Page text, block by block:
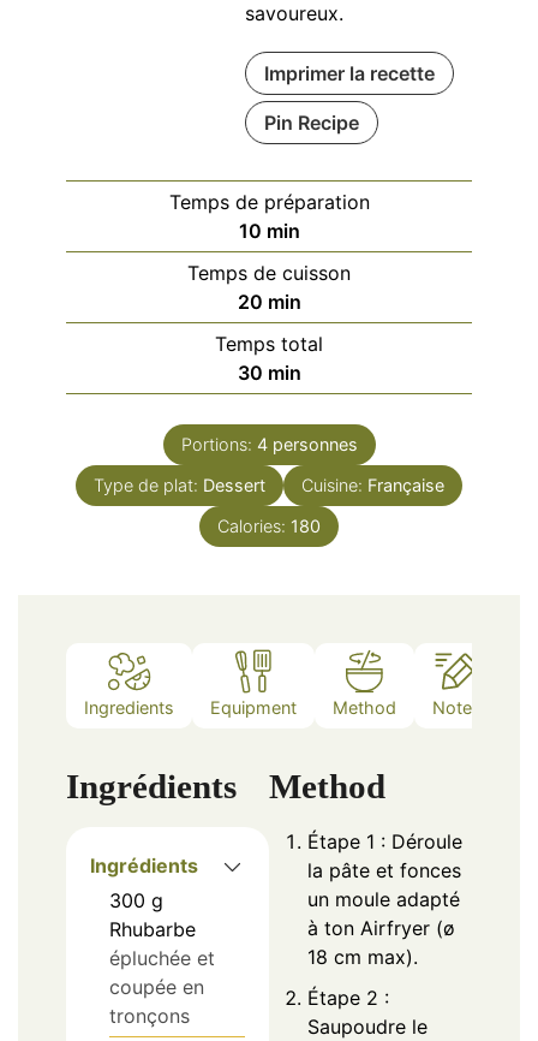
savoureux.
Imprimer la recette
Pin Recipe
Temps de préparation
10minutes
min
Temps de cuisson
20minutes
min
Temps total
30minutes
min
Portions: 4 personnes
Type de plat: Dessert Cuisine: Française
Calories: 180
Ingredients Equipment Method Notes
Ingrédients
Ingrédients
300 g
Rhubarbe
épluchée et
coupée en
tronçons
Method
Étape 1 : Déroule
la pâte et fonces
un moule adapté
à ton Airfryer (ø
18 cm max).
Étape 2 :
Saupoudre le